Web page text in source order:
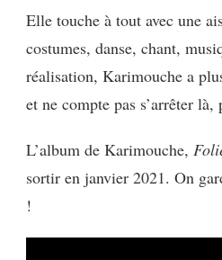
Elle touche à tout avec une
costumes, danse, chant,
réalisation, Karimouche a
et ne compte pas s’arrêter
L’album de Karimouche,
sortir en janvier 2021. On
!